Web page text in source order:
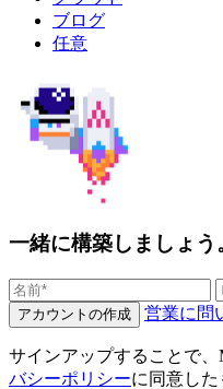
ブログ
任意
一緒に構築しましょう
アカウントの作成 営業に問
サインアップすることで、
バシーポリシーに同意した